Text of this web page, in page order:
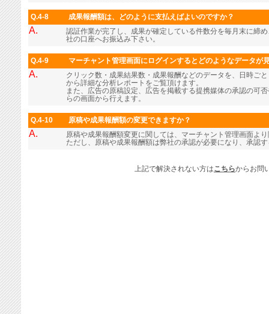
Q.4-8 成果報酬額は、どのように支払えばよいのですか？
A.
認証作業が完了し、成果が確定している件数分を毎月末に締
社の口座へお振込み下さい。
Q.4-9 マーチャント管理画面にログインするとどのようなデータが
A.
クリック数・成果結果数・成果報酬などのデータを、日時ご
から詳細な分析レポートをご覧頂けます。
また、広告の原稿設定、広告を掲載する提携媒体の承認の可
らの画面から行えます。
Q.4-10 原稿や成果報酬額の変更できますか？
A.
原稿や成果報酬額変更に関しては、マーチャント管理画面よ
ただし、原稿や成果報酬額は弊社の承認が必要になり、承認
上記で解決されない方はこちらからお問